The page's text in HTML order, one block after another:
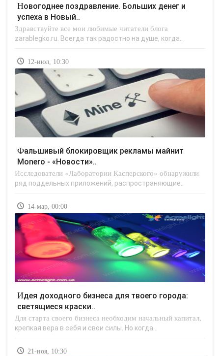
Новогоднее поздравление. Больших денег и
успеха в Новый..
Здравствуйте все мои любимые читатели блога
zarablegko.ru. Всегда так радостно на душе, когда..
12-июл, 10:30
Фальшивый блокировщик рекламы майнит
Monero - «Новости»..
Исследователи «Лаборатории Касперского» обнаружили
ряд поддельных приложений, распространяющие..
14-мар, 00:00
Идея доходного бизнеса для твоего города:
светящиеся краски..
Для старта своего бизнеса необходим начальный капитал,
крепкая вера в себя и свои силы. Но когда..
21-ноя, 10:30